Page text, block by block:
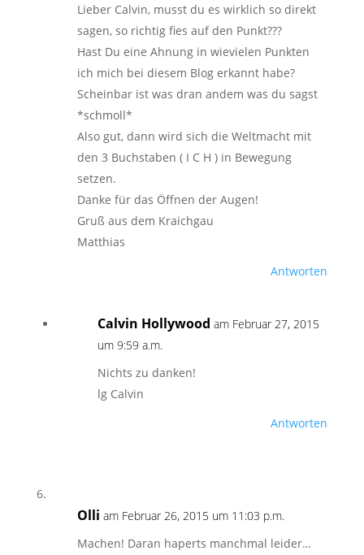
Lieber Calvin, musst du es wirklich so direkt
sagen, so richtig fies auf den Punkt???
Hast Du eine Ahnung in wievielen Punkten
ich mich bei diesem Blog erkannt habe?
Scheinbar ist was dran andem was du sagst
*schmoll*
Also gut, dann wird sich die Weltmacht mit
den 3 Buchstaben ( I C H ) in Bewegung
setzen.
Danke für das Öffnen der Augen!
Gruß aus dem Kraichgau
Matthias
Antworten
Calvin Hollywood am Februar 27, 2015
um 9:59 a.m.
Nichts zu danken!
lg Calvin
Antworten
Olli am Februar 26, 2015 um 11:03 p.m.
Machen! Daran haperts manchmal leider…